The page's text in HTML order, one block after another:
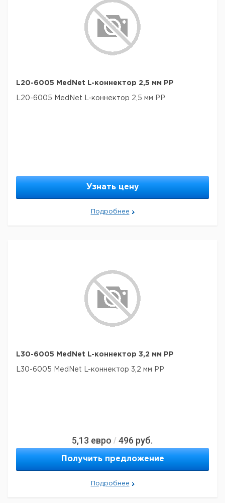
L20-6005 MedNet L-коннектор 2,5 мм PP
L20-6005 MedNet L-коннектор 2,5 мм PP
Узнать цену
Подробнее
L30-6005 MedNet L-коннектор 3,2 мм PP
L30-6005 MedNet L-коннектор 3,2 мм PP
5,13 евро / 496 руб.
Получить предложение
Подробнее